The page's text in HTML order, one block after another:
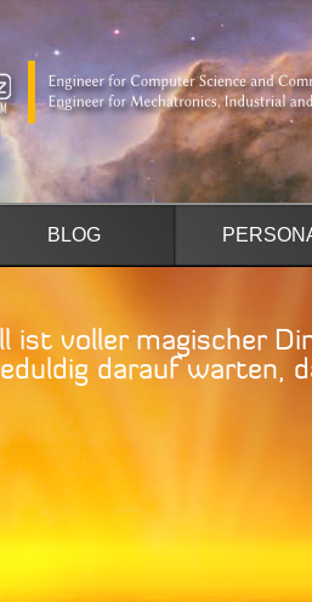
BLOG
ist voller magischer
darauf warten,